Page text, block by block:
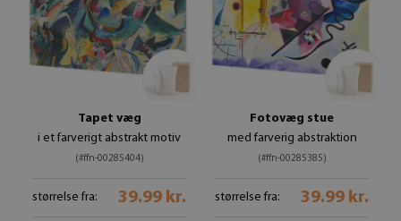
Tapet væg
i et farverigt abstrakt motiv
(#ffn-00285404)
størrelse fra: 39.99 kr.
Fotovæg stue
med farverig abstraktion
(#ffn-00285385)
størrelse fra: 39.99 kr.